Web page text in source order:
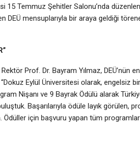
15 Temmuz Şehitler Salonu’nda
DEÜ mensuplarıyla bir araya geldiği
Prof. Dr. Bayram Yılmaz, DEÜ’nün
Eylül Üniversitesi olarak, engelsiz bir
Nişanı ve 9 Bayrak Ödülü alarak
Başarılarıyla ödüle layık görülen,
için başvuru yapan tüm